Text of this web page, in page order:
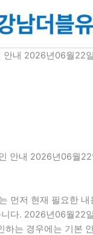
안내 2026년06월22
안내 2026년06월
먼저 현재 필요한
다. 2026년06월22
하는 경우에는 기본